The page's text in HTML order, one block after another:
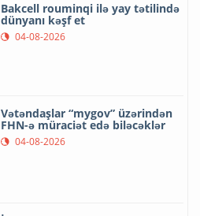
Bakcell rouminqi ilə yay tətilində
dünyanı kəşf et
04-08-2026
Vətəndaşlar “mygov” üzərindən
FHN-ə müraciət edə biləcəklər
04-08-2026